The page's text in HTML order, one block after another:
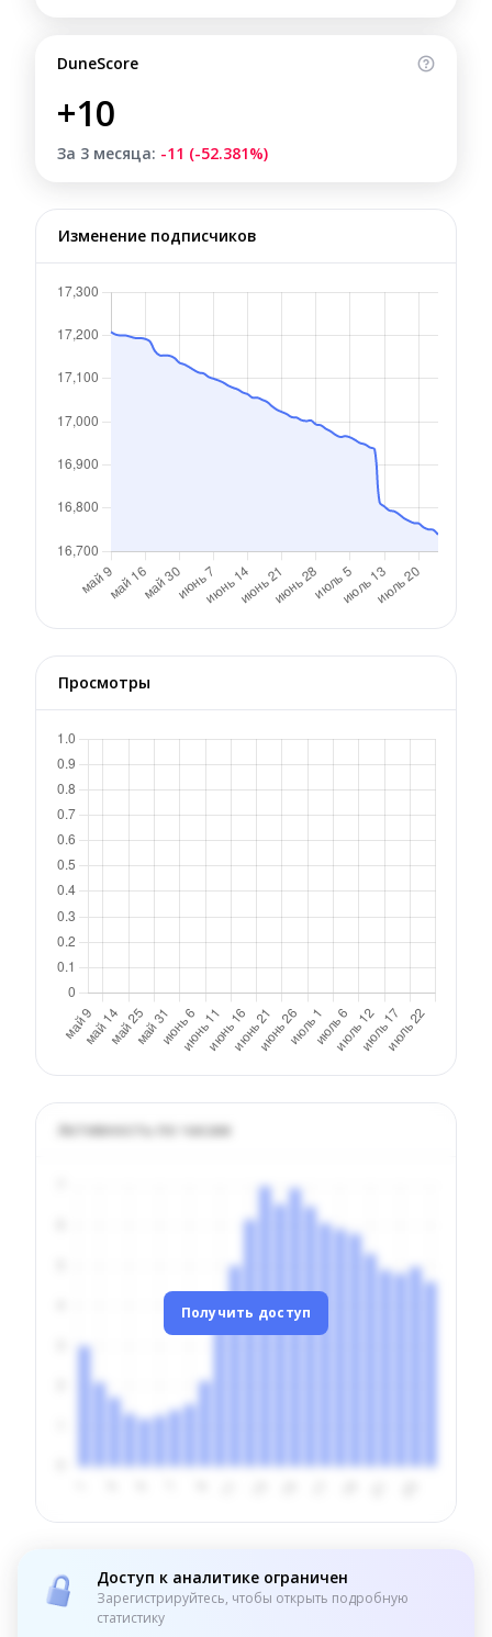
DuneScore
+10
За 3 месяца: -11 (-52.381%)
Изменение подписчиков
Просмотры
Активность по часам
Получить доступ
Доступ к аналитике ограничен
Зарегистрируйтесь, чтобы открыть подробную
статистику